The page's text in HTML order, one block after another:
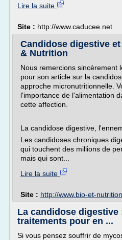
Lire la suite
Site : http://www.caducee.net
Candidose digestive
& Nutrition
Nous remercions sincèrement
pour son article sur la
approche micronutritionnelle.
l'importance de l'alimentation
cette affection.
La candidose digestive,
Les candidoses chroniques
qui touchent des millions de
mais qui sont...
Lire la suite
Site : http://www.bio-et-
La candidose digestive
traitements pour en ...
Si vous pensez souffrir de